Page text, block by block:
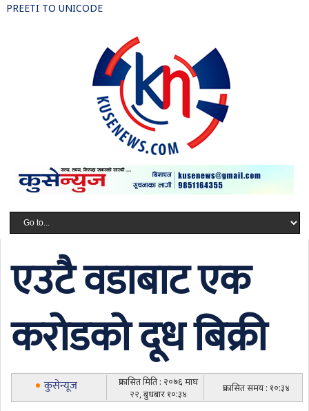
PREETI TO UNICODE
एउटै वडाबाट एक
करोडको दूध बिक्री
कुसेन्यूज
प्रकासित मिति : २०७६ माघ
२२, बुधबार १०:३४
प्रकासित समय : १०:३४